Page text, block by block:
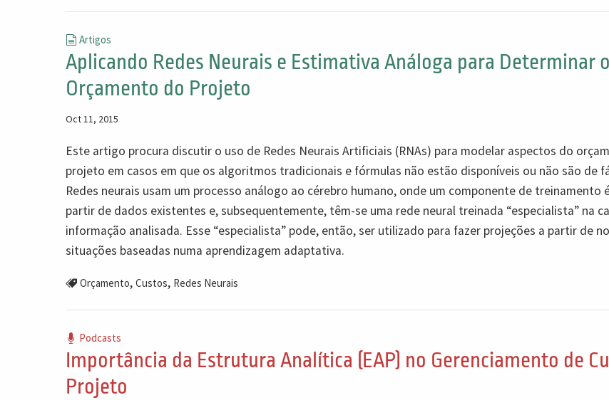
Artigos
Aplicando Redes Neurais e Estimativa Análoga para Determinar o
Orçamento do Projeto
Oct 11, 2015
Este artigo procura discutir o uso de Redes Neurais Artificiais (RNAs) para modelar aspectos do
projeto em casos em que os algoritmos tradicionais e fórmulas não estão disponíveis ou não são de
Redes neurais usam um processo análogo ao cérebro humano, onde um componente de treinamento
partir de dados existentes e, subsequentemente, têm-se uma rede neural treinada “especialista” na
informação analisada. Esse “especialista” pode, então, ser utilizado para fazer projeções a partir de
situações baseadas numa aprendizagem adaptativa.
Orçamento, Custos, Redes Neurais
Podcasts
Importância da Estrutura Analítica (EAP) no Gerenciamento de
Projeto